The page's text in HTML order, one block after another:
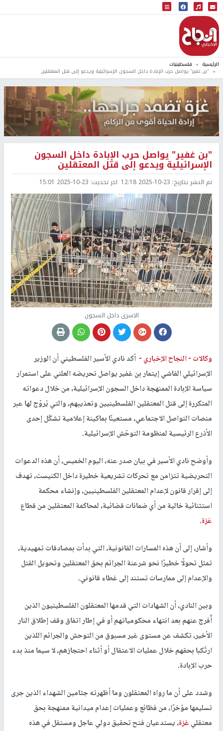
البث المباشر
إذاعة النجاح
الرئيسية فلسطينيات
"بن غفير" يواصل حرب الإبادة داخل السجون الإسرائيلية ويدعو إلى قتل المعتقلين
"بن غفير" يواصل حرب الإبادة داخل السجون
الإسرائيلية ويدعو إلى قتل المعتقلين
تم النشر بتاريخ: 2025-10-23 12:18 اخر تحديث: 2025-10-23 15:01
الاسرى داخل السجون
وكالات -النجاح الإخباري - أكد نادي الأسير الفلسطيني أن الوزير
الإسرائيلي الفاشي إيتمار بن غفير يواصل تحريضه العلني على استمرار
سياسة الإبادة الممنهجة داخل السجون الإسرائيلية، من خلال دعواته
المتكررة إلى قتل المعتقلين الفلسطينيين وتعذيبهم، والتي يُروّج لها عبر
منصات التواصل الاجتماعي، مستعينًا بماكينة إعلامية تشكّل إحدى
الأذرع الرئيسية لمنظومة التوحّش الإسرائيلية.
وأوضح نادي الأسير في بيان صدر عنه، اليوم الخميس، أن هذه الدعوات
التحريضية تتزامن مع تحركات تشريعية خطيرة داخل الكنيست، تهدف
إلى إقرار قانون لإعدام المعتقلين الفلسطينيين، وإنشاء محكمة
استثنائية خالية من أي ضمانات قضائية، لمحاكمة المعتقلين من قطاع
غزة.
وأشار، إلى أن هذه المسارات القانونية، التي بدأت بمصادقات تمهيدية،
تمثل تحولًا خطيرًا نحو شرعنة الجرائم بحق المعتقلين وتحويل القتل
والإعدام إلى ممارسات تستند إلى غطاء قانوني.
وبين النادي، أن الشهادات التي قدمها المعتقلون الفلسطينيون الذين
أُفرج عنهم بعد انتهاء محكومياتهم أو في إطار اتفاق وقف إطلاق النار
الأخير، تكشف عن مستوى غير مسبوق من التوحش والجرائم اللذين
ارتُكبا بحقهم خلال عمليات الاعتقال أو أثناء احتجازهم، لا سيما منذ بدء
حرب الإبادة.
وشدد على أن ما رواه المعتقلون وما أظهرته جثامين الشهداء الذين جرى
تسليمها مؤخرًا، من فظائع وعمليات إعدام ميدانية ممنهجة بحق
معتقليغزة، يستدعيان فتح تحقيق دولي عاجل ومستقل في هذه